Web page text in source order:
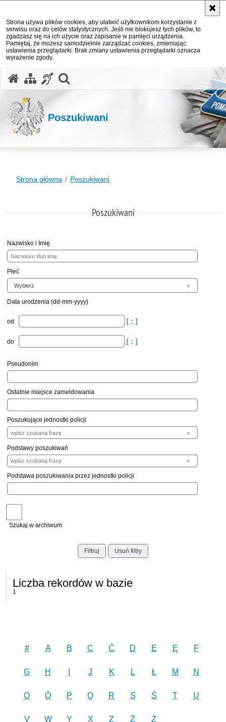
Strona używa plików cookies, aby ułatwić użytkownikom korzystanie z
serwisu oraz do celów statystycznych. Jeśli nie blokujesz tych plików, to
zgadzasz się na ich użycie oraz zapisanie w pamięci urządzenia.
Pamiętaj, że możesz samodzielnie zarządzać cookies, zmieniając
ustawienia przeglądarki. Brak zmiany ustawienia przeglądarki oznacza
wyrażenie zgody.
Poszukiwani
Strona główna Poszukiwani
Poszukiwani
Nazwisko i Imię
Płeć
Data urodzenia (dd-mm-yyyy)
od
do
Pseudonim
Ostatnie miejsce zameldowania
Poszukujące jednostki policji
Podstawy poszukiwań
Podstawa poszukiwania przez jednostki policji
Szukaj w archiwum
Filtruj Usuń filtry
Liczba rekordów w bazie
1
# A B C Ć D E Ę F
G H J K L Ł M N
O Ó P Q R S Ś T U
V W Y X Z Ż Ź